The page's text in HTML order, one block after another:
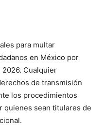
para multar
en México por
Cualquier
de transmisión
los procedimientos
quienes sean titulares de